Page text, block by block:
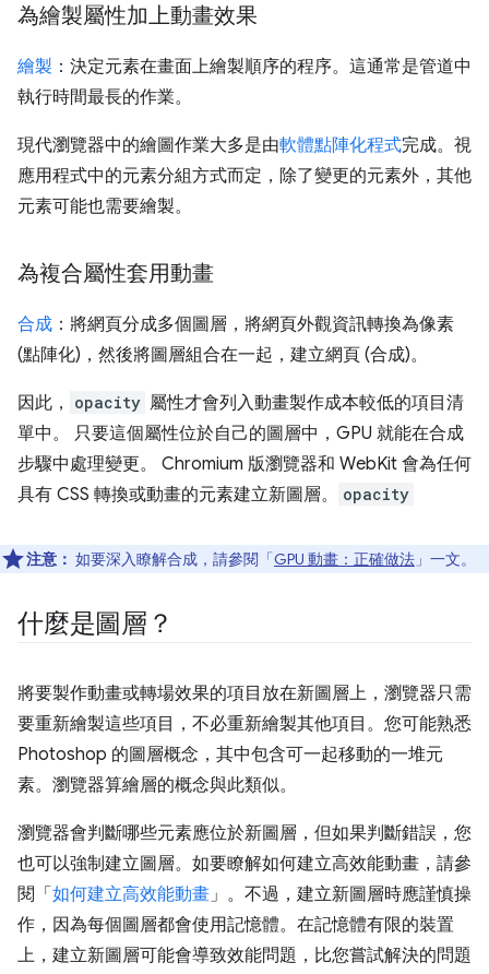
為繪製屬性加上動畫效果
繪製 ：決定元素在畫面上繪製順序的程序。這通常是管道中
執行時間最長的作業。
現代瀏覽器中的繪圖作業大多是由軟體點陣化程式完成。視
應用程式中的元素分組方式而定，除了變更的元素外，其他
元素可能也需要繪製。
為複合屬性套用動畫
合成 ：將網頁分成多個圖層，將網頁外觀資訊轉換為像素
(點陣化)，然後將圖層組合在一起，建立網頁 (合成)。
因此， opacity 屬性才會列入動畫製作成本較低的項目清
單中。 只要這個屬性位於自己的圖層中，GPU 就能在合成
步驟中處理變更。 Chromium 版瀏覽器和 WebKit 會為任何
具有 CSS 轉換或動畫的元素建立新圖層。
opacity
注意： 如要深入瞭解合成，請參閱「GPU 動畫：正確做法 」一文。
什麼是圖層？
將要製作動畫或轉場效果的項目放在新圖層上，瀏覽器只需
要重新繪製這些項目，不必重新繪製其他項目。您可能熟悉
Photoshop 的圖層概念，其中包含可一起移動的一堆元
素。瀏覽器算繪層的概念與此類似。
瀏覽器會判斷哪些元素應位於新圖層，但如果判斷錯誤，您
也可以強制建立圖層。如要瞭解如何建立高效能動畫，請參
閱「 如何建立高效能動畫」。不過，建立新圖層時應謹慎操
作，因為每個圖層都會使用記憶體。在記憶體有限的裝置
上，建立新圖層可能會導致效能問題，比您嘗試解決的問題